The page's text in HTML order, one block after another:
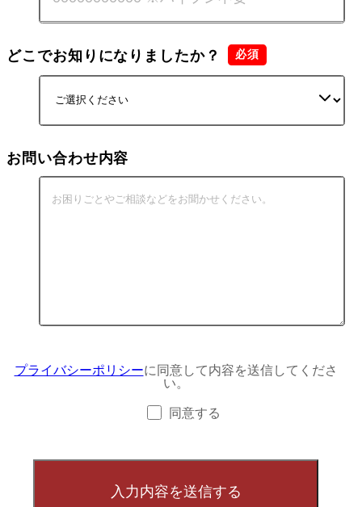
どこでお知りになりましたか？
お問い合わせ内容
プライバシーポリシーに同意して内容を送信してくださ
い。
同意する